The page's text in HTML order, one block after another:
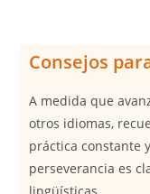
Consejos
A medida que
otros idiomas,
práctica constante
perseverancia es